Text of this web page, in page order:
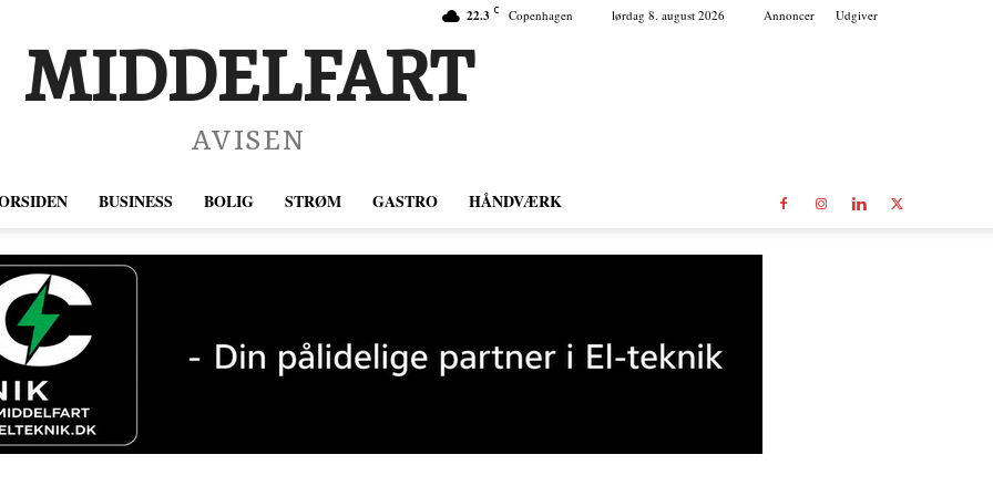
22.3 C Copenhagen lørdag 8. august 2026 Annoncer Udgiver
MIDDELFART
AVISEN
BUSINESS BOLIG STRØM GASTRO HÅNDVÆRK